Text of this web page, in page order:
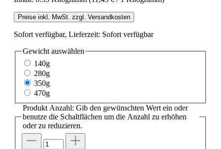
Preise inkl. MwSt. zzgl. Versandkosten
Sofort verfügbar, Lieferzeit: Sofort verfügbar
Gewicht auswählen
140g
280g
350g
470g
Produkt Anzahl: Gib den gewünschten Wert ein oder
benutze die Schaltflächen um die Anzahl zu erhöhen
oder zu reduzieren.